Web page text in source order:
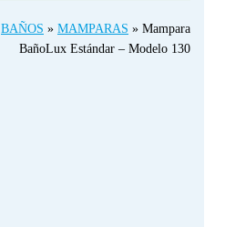
BAÑOS » MAMPARAS » Mampara
BañoLux Estándar – Modelo 130